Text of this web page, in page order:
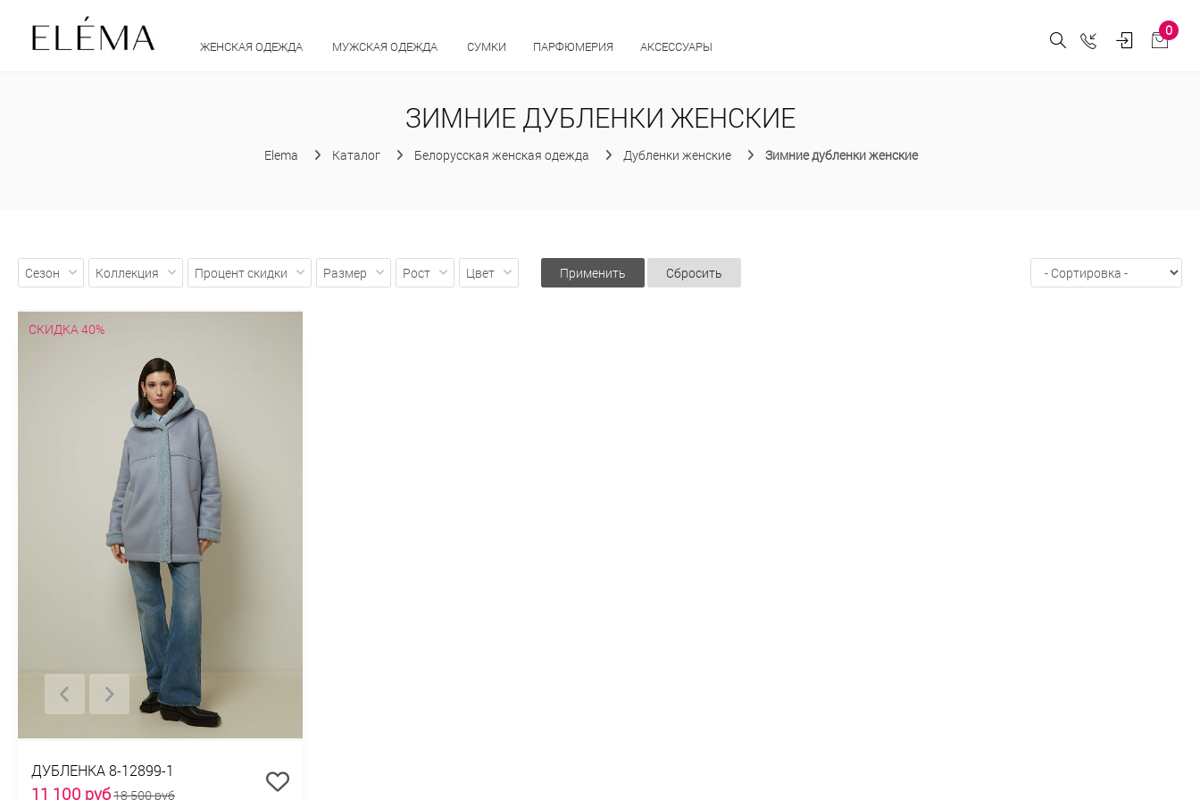
ЖЕНСКАЯ ОДЕЖДА МУЖСКАЯ ОДЕЖДА СУМКИ ПАРФЮМЕРИЯ АКСЕССУАРЫ
0
ЗИМНИЕ ДУБЛЕНКИ ЖЕНСКИЕ
Elema Каталог Белорусская женская одежда Дубленки женские Зимние дубленки женские
Сезон Коллекция Процент скидки Размер Рост Цвет Применить Сбросить
СКИДКА 40%
ДУБЛЕНКА 8-12899-1
11 100 руб18 500 руб